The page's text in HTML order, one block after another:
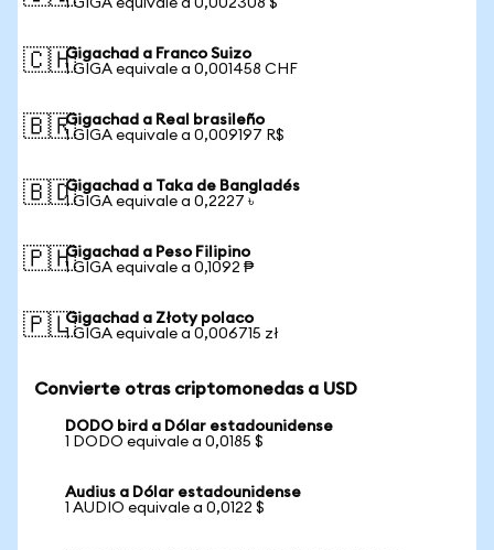
1 GIGA equivale a 0,002308 $
🇨🇭Gigachad a Franco Suizo
1 GIGA equivale a 0,001458 CHF
🇧🇷Gigachad a Real brasileño
1 GIGA equivale a 0,009197 R$
🇧🇩Gigachad a Taka de Bangladés
1 GIGA equivale a 0,2227 ৳
🇵🇭Gigachad a Peso Filipino
1 GIGA equivale a 0,1092 ₱
🇵🇱Gigachad a Złoty polaco
1 GIGA equivale a 0,006715 zł
Convierte otras criptomonedas a USD
DODO bird a Dólar estadounidense
1 DODO equivale a 0,0185 $
Audius a Dólar estadounidense
1 AUDIO equivale a 0,0122 $